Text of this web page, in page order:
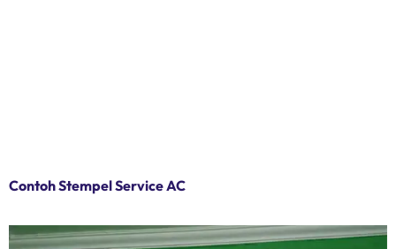
Contoh Stempel Service AC